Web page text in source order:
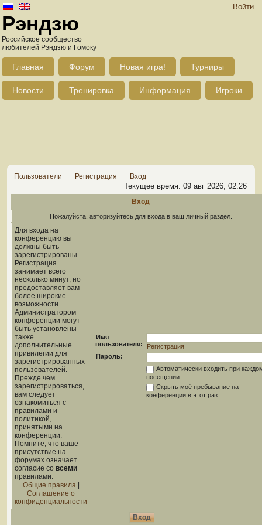
Войти
Рэндзю
Российское сообщество
любителей Рэндзю и Гомоку
Главная Форум Новая игра! Турниры
Новости Тренировка Информация Игроки
Пользователи Регистрация Вход
Текущее время: 09 авг 2026, 02:26
Вход
Пожалуйста, авторизуйтесь для входа в ваш личный раздел.
Для входа на
конференцию вы
должны быть
зарегистрированы.
Регистрация
занимает всего
несколько минут, но
предоставляет вам
более широкие
возможности.
Администратором
конференции могут
быть установлены
также
дополнительные
привилегии для
зарегистрированных
пользователей.
Прежде чем
зарегистрироваться,
вам следует
ознакомиться с
правилами и
политикой,
принятыми на
конференции.
Помните, что ваше
присутствие на
форумах означает
согласие со всеми
правилами.
Общие правила|
Соглашение о
конфиденциальности
Имя
пользователя:
Регистрация
Пароль:
Автоматически входить при
посещении
Скрыть моё пребывание на
конференции в этот раз